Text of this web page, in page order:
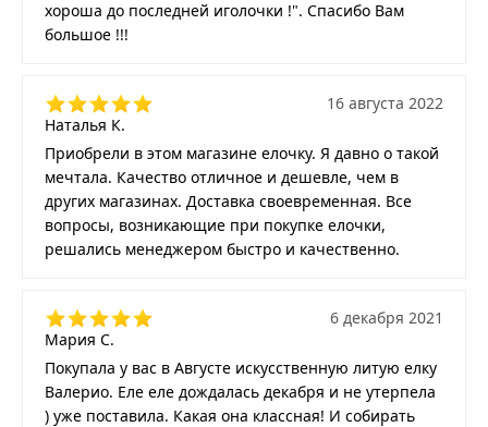
хороша до последней иголочки !". Спасибо Вам
большое !!!
Наталья К.
16 августа 2022
Приобрели в этом магазине елочку. Я давно о такой
мечтала. Качество отличное и дешевле, чем в
других магазинах. Доставка своевременная. Все
вопросы, возникающие при покупке елочки,
решались менеджером быстро и качественно.
Мария С.
6 декабря 2021
Покупала у вас в Августе искусственную литую елку
Валерио. Еле еле дождалась декабря и не утерпела
) уже поставила. Какая она классная! И собирать